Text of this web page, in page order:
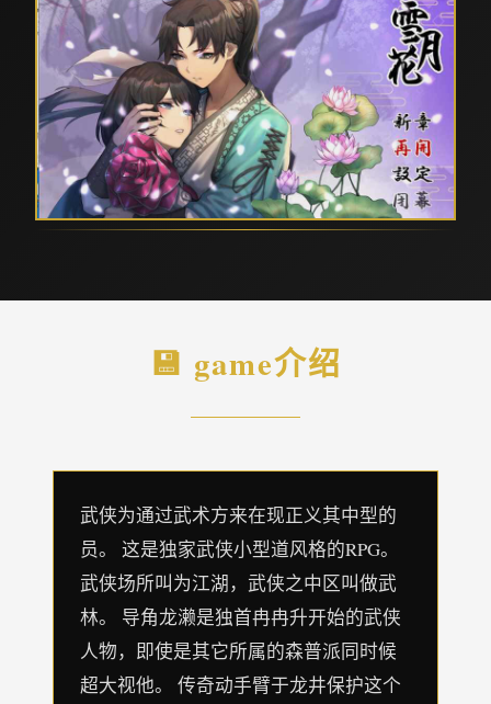
💾 game介绍
武侠为通过武术方来在现正义其中型的
员。 这是独家武侠小型道风格的RPG。
武侠场所叫为江湖，武侠之中区叫做武
林。 导角龙濑是独首冉冉升开始的武侠
人物，即使是其它所属的森普派同时候
超大视他。 传奇动手臂于龙井保护这个